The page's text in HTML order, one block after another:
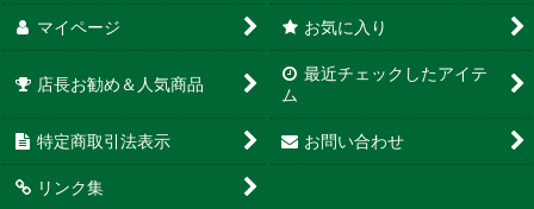
マイページ お気に入り
店長お勧め＆人気商品
最近チェックしたアイテ
ム
特定商取引法表示 お問い合わせ
リンク集